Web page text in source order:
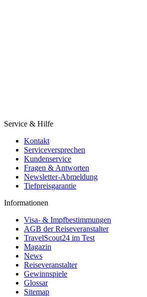
Service & Hilfe
Kontakt
Serviceversprechen
Kundenservice
Fragen & Antworten
Newsletter-Abmeldung
Tiefpreisgarantie
Informationen
Visa- & Impfbestimmungen
AGB der Reiseveranstalter
TravelScout24 im Test
Magazin
News
Reiseveranstalter
Gewinnspiele
Glossar
Sitemap